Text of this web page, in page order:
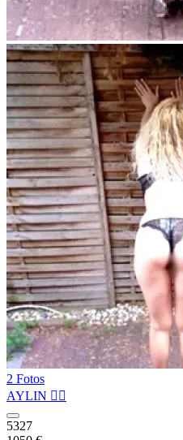
2 Fotos
AYLIN ❤️‍🔥
5327